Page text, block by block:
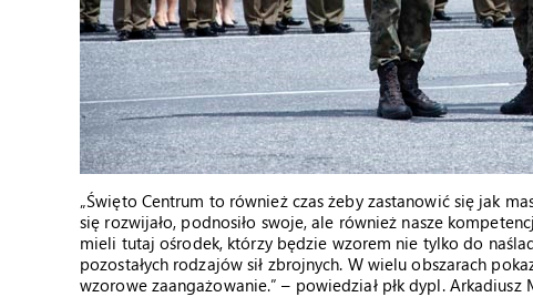
„Święto Centrum to również czas żeby zastanowić się jak
się rozwijało, podnosiło swoje, ale również nasze
mieli tutaj ośrodek, którzy będzie wzorem nie tylko do
pozostałych rodzajów sił zbrojnych. W wielu obszarach
wzorowe zaangażowanie.” – powiedział płk dypl. Arkadiusz